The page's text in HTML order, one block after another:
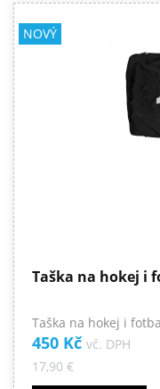
NOVÝ
Taška na hokej i
Taška na hokej i
450 Kč vč. DPH
17,90 €